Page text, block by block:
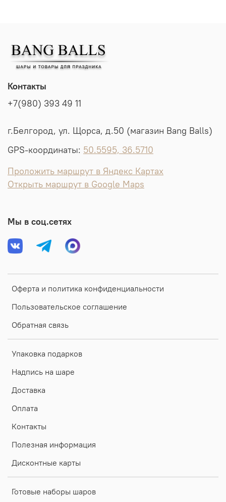
Оферта и политика конфиденциальности
Пользовательское соглашение
Обратная связь
Упаковка подарков
Надпись на шаре
Доставка
Оплата
Контакты
Полезная информация
Дисконтные карты
Готовые наборы шаров
Контакты
+7(980) 393 49 11
г.Белгород, ул. Щорса, д.50 (магазин Bang Balls)
GPS-координаты: 50.5595, 36.5710
Проложить маршрут в Яндекс Картах
Открыть маршрут в Google Maps
Мы в соц.сетях